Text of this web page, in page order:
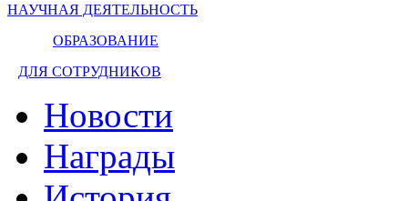
НАУЧНАЯ ДЕЯТЕЛЬНОСТЬ
ОБРАЗОВАНИЕ
ДЛЯ СОТРУДНИКОВ
Новости
Награды